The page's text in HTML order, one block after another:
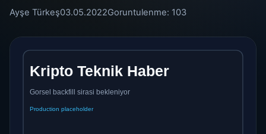
Ayşe Türkeş03.05.2022Goruntulenme: 103